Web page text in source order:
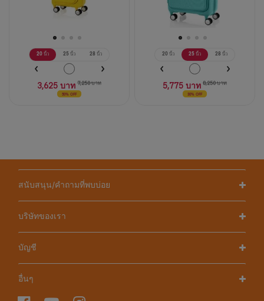
20 นิ้ว 25 นิ้ว 28 นิ้ว
3,625 บาท 7,250 บาท
50% OFF
20 นิ้ว 25 นิ้ว 28 นิ้ว
5,775 บาท 8,250 บาท
30% OFF
สนับสนุน/คำถามที่พบบ่อย
บริษัทของเรา
บัญชี
อื่นๆ